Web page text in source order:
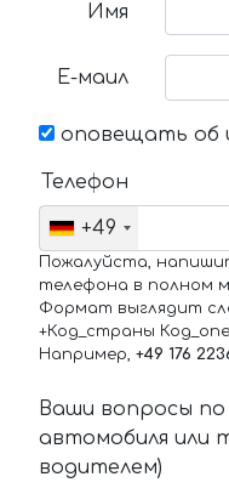
Имя
Е-маил
оповещать об
Телефон
+49
Пожалуйста,
телефона в полном
Формат выглядит
+Код_страны
Например, +49 176
Ваши вопросы
автомобиля или
водителем)